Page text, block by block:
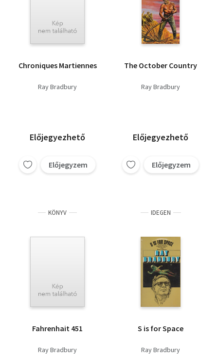
Chroniques Martiennes
Ray Bradbury
Előjegyezhető
Előjegyzem
The October Country
Ray Bradbury
Előjegyezhető
Előjegyzem
KÖNYV
Fahrenhait 451
Ray Bradbury
IDEGEN
S is for Space
Ray Bradbury